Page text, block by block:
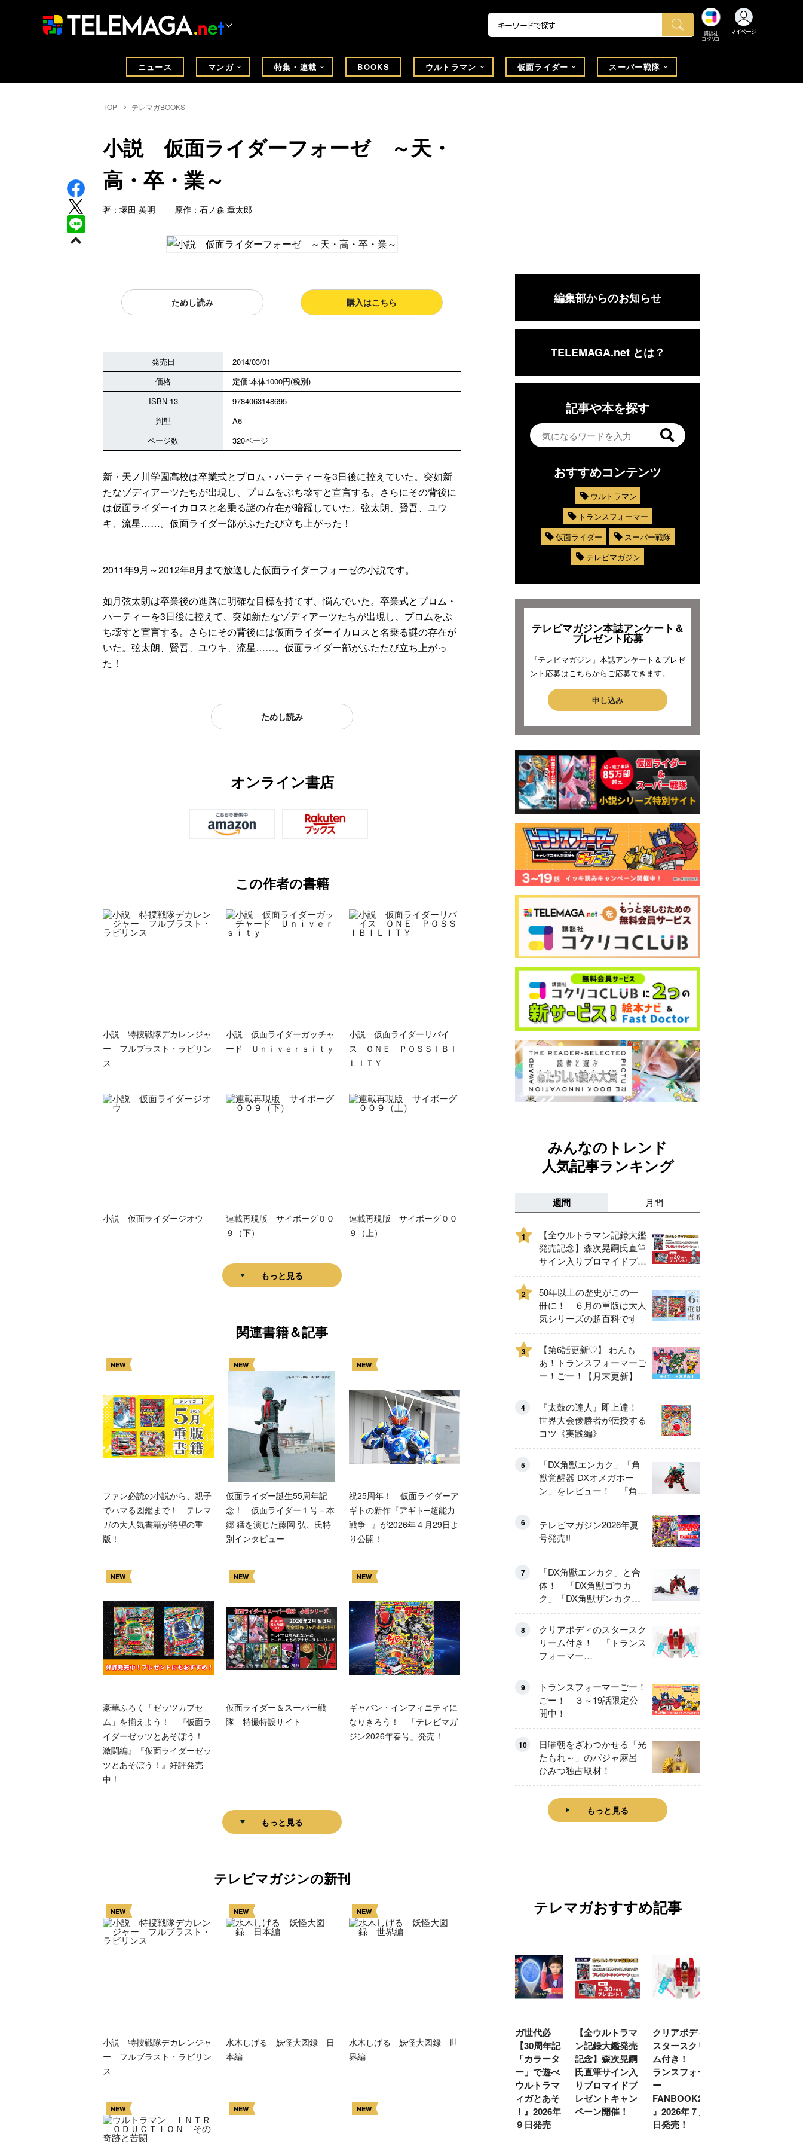
講談社
コクリコ
マイページ
ニュース マンガ 特集・連載 BOOKS ウルトラマン 仮面ライダー スーパー戦隊
TOP テレマガBOOKS
小説 仮面ライダーフォーゼ ～天・
高・卒・業～
著：塚田 英明 原作：石ノ森 章太郎
ためし読み 購入はこちら
発売日
2014/03/01
価格
定価:本体1000円(税別)
ISBN-13
9784063148695
判型
A6
ページ数
320ページ
新・天ノ川学園高校は卒業式とプロム・パーティーを3日後に控えていた。突如新
たなゾディアーツたちが出現し、プロムをぶち壊すと宣言する。さらにその背後に
は仮面ライダーイカロスと名乗る謎の存在が暗躍していた。弦太朗、賢吾、ユウ
キ、流星……。仮面ライダー部がふたたび立ち上がった！
2011年9月～2012年8月まで放送した仮面ライダーフォーゼの小説です。
如月弦太朗は卒業後の進路に明確な目標を持てず、悩んでいた。卒業式とプロム・
パーティーを3日後に控えて、突如新たなゾディアーツたちが出現し、プロムをぶ
ち壊すと宣言する。さらにその背後には仮面ライダーイカロスと名乗る謎の存在が
いた。弦太朗、賢吾、ユウキ、流星……。仮面ライダー部がふたたび立ち上がっ
た！
ためし読み
オンライン書店
この作者の書籍
小説 特捜戦隊デカレンジャ
ー フルブラスト・ラビリン
ス
小説 仮面ライダーガッチャ
ード Ｕｎｉｖｅｒｓｉｔｙ
小説 仮面ライダーリバイ
ス ＯＮＥ ＰＯＳＳＩＢＩ
ＬＩＴＹ
小説 仮面ライダージオウ
連載再現版 サイボーグ００
９（下）
連載再現版 サイボーグ００
９（上）
もっと見る
関連書籍＆記事
NEW
ファン必読の小説から、親子
でハマる図鑑まで！ テレマ
ガの大人気書籍が待望の重
版！
NEW
仮面ライダー誕生55周年記
念！ 仮面ライダー１号＝本
郷 猛を演じた藤岡 弘、氏特
別インタビュー
NEW
祝25周年！ 仮面ライダーア
ギトの新作『アギト─超能力
戦争─』が2026年４月29日よ
り公開！
NEW
豪華ふろく「ゼッツカプセ
ム」を揃えよう！ 『仮面ラ
イダーゼッツとあそぼう！
激闘編』『仮面ライダーゼッ
ツとあそぼう！』好評発売
中！
NEW
仮面ライダー＆スーパー戦
隊 特撮特設サイト
NEW
ギャバン・インフィニティに
なりきろう！ 「テレビマガ
ジン2026年春号」発売！
もっと見る
テレビマガジンの新刊
NEW
小説 特捜戦隊デカレンジャ
ー フルブラスト・ラビリン
ス
NEW
水木しげる 妖怪大図録 日
本編
NEW
水木しげる 妖怪大図録 世
界編
NEW NEW NEW
編集部からのお知らせ
TELEMAGA.net とは？
記事や本を探す
おすすめコンテンツ
ウルトラマン
トランスフォーマー
仮面ライダー
スーパー戦隊
テレビマガジン
テレビマガジン本誌アンケート＆
プレゼント応募
『テレビマガジン』本誌アンケート＆プレゼ
ント応募はこちらからご応募できます。
申し込み
みんなのトレンド
人気記事ランキング
週間 月間
1
【全ウルトラマン記録大鑑
発売記念】森次晃嗣氏直筆
サイン入りブロマイドプレ
ゼントキャンペーン開催！
2
50年以上の歴史がこの一
冊に！ ６月の重版は大人
気シリーズの超百科です
3
【第6話更新♡】 わんも
あ！トランスフォーマーご
ー！ごー！【月末更新】
4
『太鼓の達人』即上達！
世界大会優勝者が伝授する
コツ《実践編》
5
「DX角獣エンカク」「角
獣覚醒器 DXオメガホー
ン」をレビュー！ 『角醒
ハンター オメガホーン』
6
テレビマガジン2026年夏
号発売!!
7
「DX角獣エンカク」と合
体！ 「DX角獣ゴウカ
ク」「DX角獣ザンカク」
をレビュー！
8
クリアボディのスタースク
リーム付き！ 『トランス
フォーマー
FANBOOK2026』2026年
７月31日発売！
9
トランスフォーマーごー！
ごー！ ３～19話限定公
開中！
10
日曜朝をざわつかせる「光
たもれ～」のパジャ麻呂
ひみつ独占取材！
もっと見る
テレマガおすすめ記事
ンスフォーマー
ごー！ごー！
【月イチ更新】
♡】 わんもあ！
トランスフォー
リーズ60周年記
生55周年記
念！ 仮面ライ
タビュー
2026年夏号発
ティガ世代必
見！【30周年記
念】「カラータ
イマー」で遊べ
る『ウルトラマ
ンティガとあそ
ぼう！』2026年
７月９日発売
【全ウルトラマ
ン記録大鑑発売
記念】森次晃嗣
氏直筆サイン入
りブロマイドプ
レゼントキャン
ペーン開催！
クリアボディの
スタースクリー
ム付き！ 『ト
ランスフォーマ
ー
FANBOOK2026
』2026年７月31
日発売！